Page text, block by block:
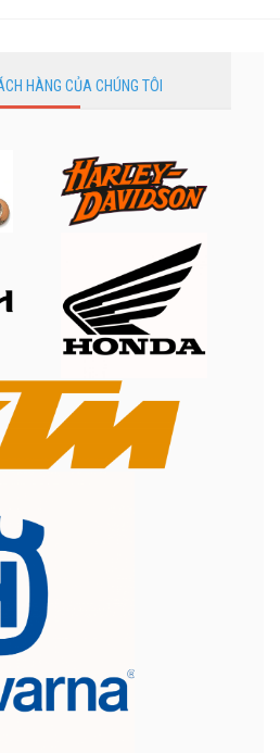
HÀNG CỦA CHÚNG TÔI